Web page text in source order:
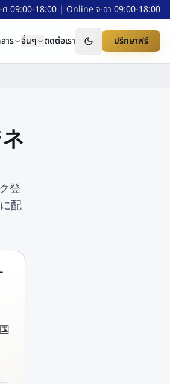
-ศ 09:00-18:00 | Online จ-อา 09:00-18:00
าร อื่นๆ ติดต่อเรา ปรึกษาฟรี
登
配